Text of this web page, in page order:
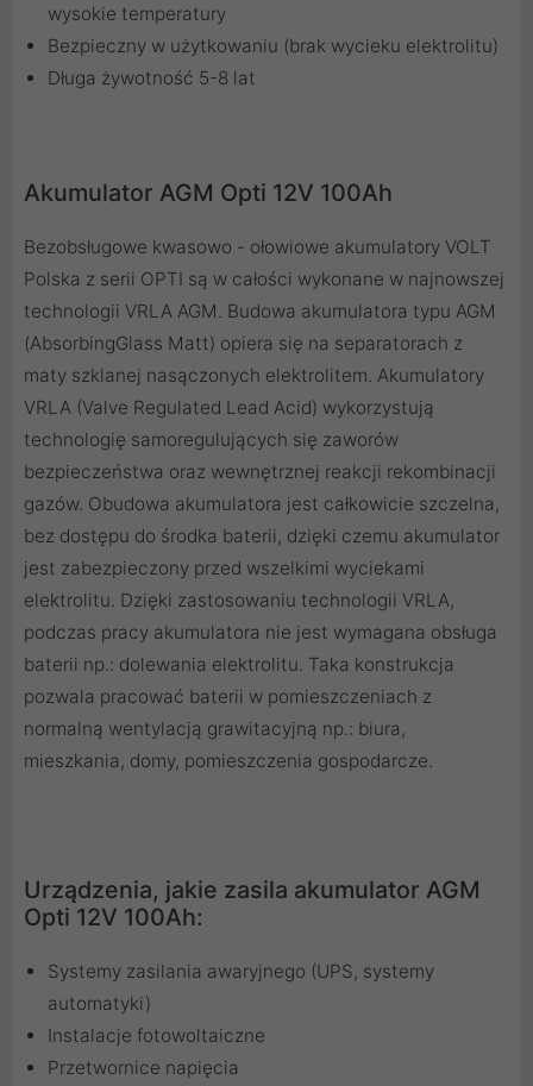
wysokie temperatury
Bezpieczny w użytkowaniu (brak wycieku elektrolitu)
Długa żywotność 5-8 lat
Akumulator AGM Opti 12V 100Ah
Bezobsługowe kwasowo - ołowiowe akumulatory VOLT
Polska z serii OPTI są w całości wykonane w najnowszej
technologii VRLA AGM. Budowa akumulatora typu AGM
(AbsorbingGlass Matt) opiera się na separatorach z
maty szklanej nasączonych elektrolitem. Akumulatory
VRLA (Valve Regulated Lead Acid) wykorzystują
technologię samoregulujących się zaworów
bezpieczeństwa oraz wewnętrznej reakcji rekombinacji
gazów. Obudowa akumulatora jest całkowicie szczelna,
bez dostępu do środka baterii, dzięki czemu akumulator
jest zabezpieczony przed wszelkimi wyciekami
elektrolitu. Dzięki zastosowaniu technologii VRLA,
podczas pracy akumulatora nie jest wymagana obsługa
baterii np.: dolewania elektrolitu. Taka konstrukcja
pozwala pracować baterii w pomieszczeniach z
normalną wentylacją grawitacyjną np.: biura,
mieszkania, domy, pomieszczenia gospodarcze.
Urządzenia, jakie zasila akumulator AGM
Opti 12V 100Ah:
Systemy zasilania awaryjnego (UPS, systemy
automatyki)
Instalacje fotowoltaiczne
Przetwornice napięcia